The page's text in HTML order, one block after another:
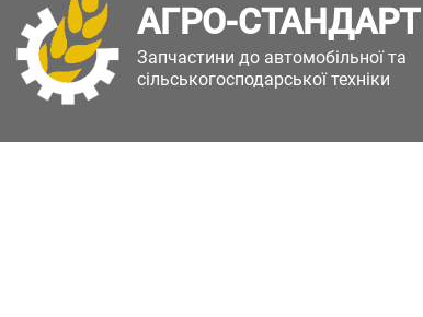
АГРО-СТАНДАРТ
Запчастини до автомобільної та
сільськогосподарської техніки